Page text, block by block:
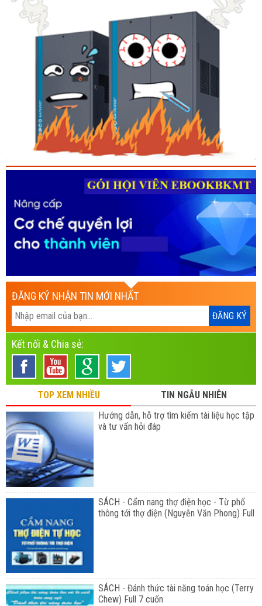
ĐĂNG KÝ NHẬN TIN MỚI NHẤT
Kết nối & Chia sẻ:
TOP XEM NHIỀU
TIN NGẪU NHIÊN
Hướng dẫn, hỗ trợ tìm kiếm tài liệu học tập
và tư vấn hỏi đáp
SÁCH - Cẩm nang thợ điện học - Từ phổ
thông tới thợ điện (Nguyễn Văn Phong) Full
SÁCH - Đánh thức tài năng toán học (Terry
Chew) Full 7 cuốn